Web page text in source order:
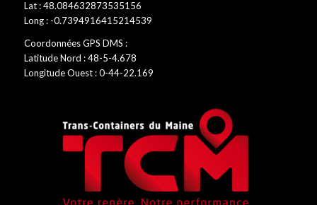
Lat : 48.084632873535156
Long : -0.7394916415214539
Coordonnées GPS DMS :
Latitude Nord : 48-5-4.678
Longitude Ouest : 0-44-22.169